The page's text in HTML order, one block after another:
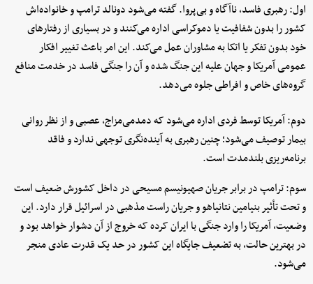
اول: رهبری فاسد، ناآگاه و بی‌پروا. گفته می‌شود دونالد ترامپ و خانواده‌اش
کشور را بدون شفافیت یا دموکراسی اداره می‌کنند و در بسیاری از رفتارهای
خود بدون تفکر یا اتکا به مشاوران عمل می‌کند. این امر باعث تغییر افکار
عمومی آمریکا و جهان علیه این جنگ شده و آن را جنگی فاسد در خدمت منافع
گروه‌های خاص و افراطی جلوه می‌دهد.
دوم: آمریکا توسط فردی اداره می‌شود که دمدمی‌مزاج، عصبی و از نظر روانی
بیمار توصیف می‌شود؛ چنین رهبری به آینده‌نگری توجهی ندارد و فاقد
برنامه‌ریزی بلندمدت است.
سوم: ترامپ در برابر جریان صهیونیسم مسیحی در داخل کشورش ضعیف است
و تحت تأثیر بنیامین نتانیاهو و جریان راست مذهبی در اسرائیل قرار دارد. این
وضعیت، آمریکا را وارد جنگی با ایران کرده که خروج از آن دشوار خواهد بود و
در بهترین حالت، به تضعیف جایگاه این کشور در حد یک قدرت عادی منجر
می‌شود.